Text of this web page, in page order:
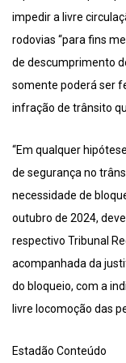
impedir a livre
rodovias “para fins
de descumprimento
somente poderá ser
infração de trânsito
“Em qualquer
de segurança no
necessidade de
outubro de 2024,
respectivo Tribunal
acompanhada da
do bloqueio, com a
livre locomoção das
Estadão Conteúdo